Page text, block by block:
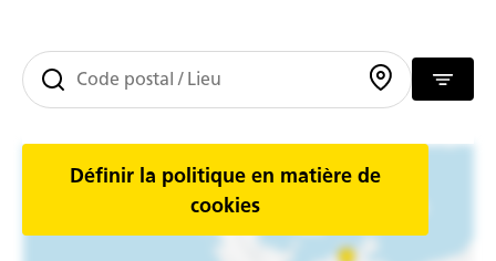
Définir la politique en matière de
cookies